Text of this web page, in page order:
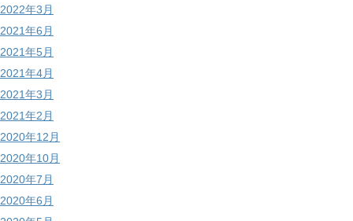
2022年3月
2021年6月
2021年5月
2021年4月
2021年3月
2021年2月
2020年12月
2020年10月
2020年7月
2020年6月